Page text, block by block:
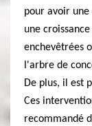
pour avoir une
une
enchevêtrées
l'arbre de
De plus, il est
Ces
recommandé